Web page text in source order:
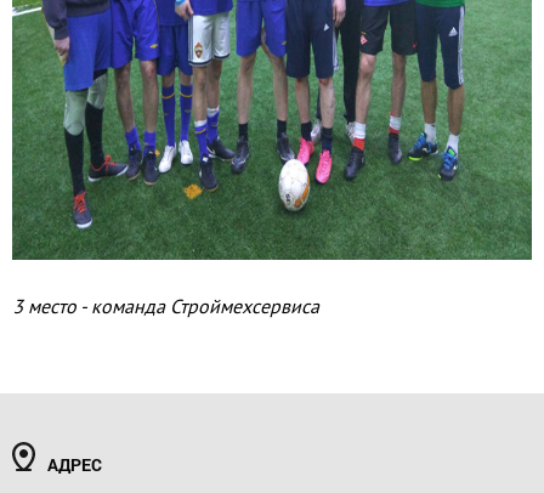
3 место - команда Строймехсервиса
АДРЕС